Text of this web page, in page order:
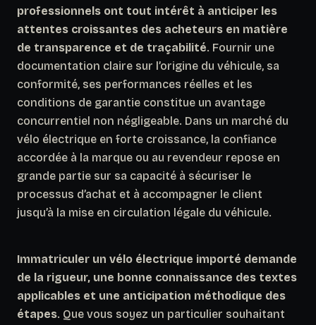
professionnels ont tout intérêt à anticiper les
attentes croissantes des acheteurs en matière
de transparence et de traçabilité. Fournir une
documentation claire sur l’origine du véhicule, sa
conformité, ses performances réelles et les
conditions de garantie constitue un avantage
concurrentiel non négligeable. Dans un marché du
vélo électrique en forte croissance, la confiance
accordée à la marque ou au revendeur repose en
grande partie sur sa capacité à sécuriser le
processus d’achat et à accompagner le client
jusqu’à la mise en circulation légale du véhicule.
Immatriculer un vélo électrique importé demande
de la rigueur, une bonne connaissance des textes
applicables et une anticipation méthodique des
étapes. Que vous soyez un particulier souhaitant